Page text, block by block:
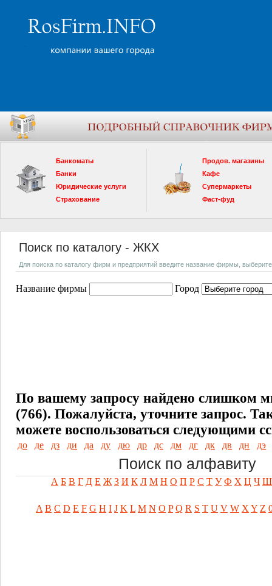
Банкоматы
Банки
Юридические услуги
Страхование
Продов. магазины
Кафе
Супермаркеты
Фаст-фуд
Поиск по каталогу - ЖКХ
Для поиска по каталогу фирм и предприятий введите название фирмы, выберите
Название фирмы Город
По вашему запросу найдено слишком
(766). Пожалуйста, уточните запрос.
можете воспользоваться следующими
до де дз ди да ду дю др дс дм дг дк дв дн дэ
Поиск по алфавиту
А Б В Г Д Е Ж З И К Л М Н О П Р С Т У Ф Х Ц Ч Ш
A B C D E F G H I J K L M N O P Q R S T U V W X Y Z